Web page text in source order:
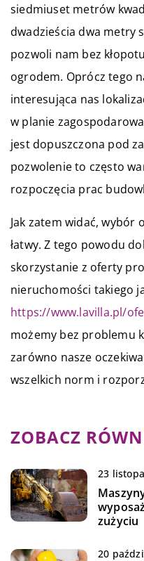
siedmiuset metrów
dwadzieścia dwa metry
pozwoli nam bez
ogrodem. Oprócz tego
interesująca nas
w planie
jest dopuszczona pod
pozwolenie to często
rozpoczęcia prac
Jak zatem widać, wybór
łatwy. Z tego powodu
skorzystanie z oferty
nieruchomości takiego
https://www.lavilla.pl/
możemy bez problemu
zarówno nasze
wszelkich norm i
ZOBACZ
23
zużyciu
20